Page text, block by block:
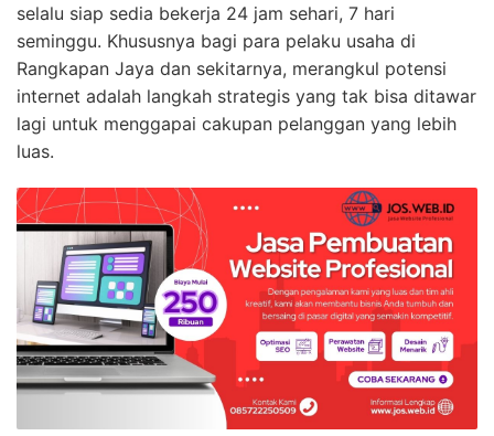
selalu siap sedia bekerja 24 jam sehari, 7 hari
seminggu. Khususnya bagi para pelaku usaha di
Rangkapan Jaya dan sekitarnya, merangkul potensi
internet adalah langkah strategis yang tak bisa ditawar
lagi untuk menggapai cakupan pelanggan yang lebih
luas.